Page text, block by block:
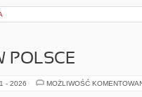
POLSCE
- 2026 MOŻLIWOŚĆ